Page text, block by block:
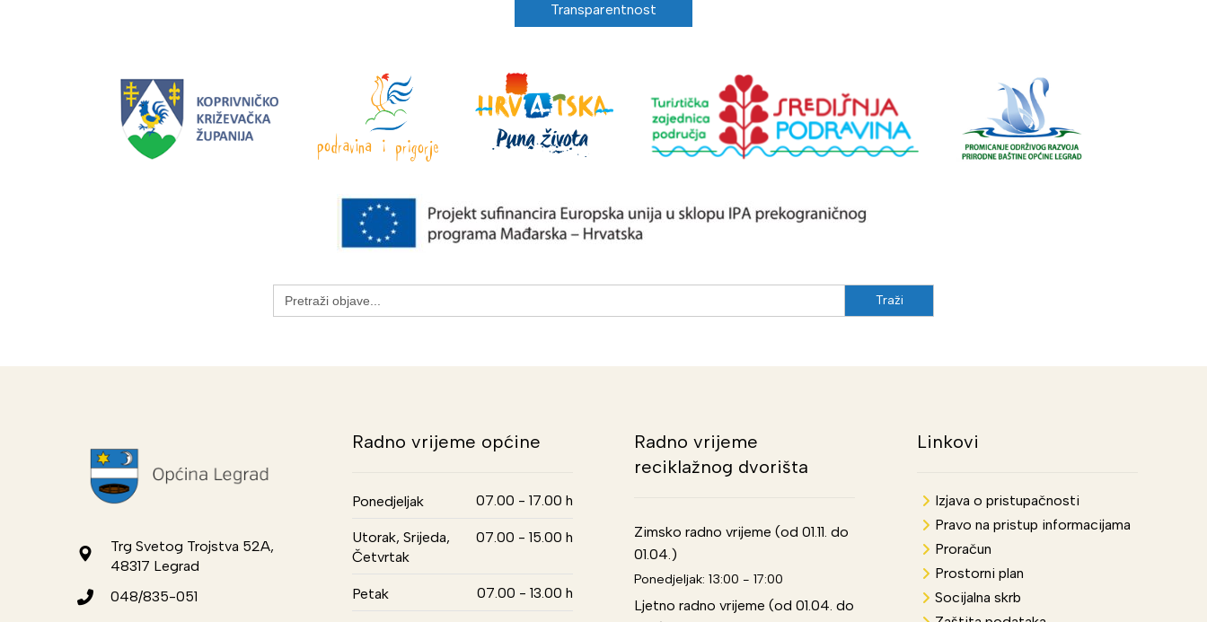
Transparentnost
Search
for:
Trg Svetog Trojstva 52A,
48317 Legrad
048/835-051
Radno vrijeme općine
Ponedjeljak 07.00 - 17.00 h
Utorak, Srijeda,
Četvrtak
07.00 - 15.00 h
Petak 07.00 - 13.00 h
Radno vrijeme
reciklažnog dvorišta
Zimsko radno vrijeme (od 01.11. do
01.04.)
Ponedjeljak: 13:00 - 17:00
Ljetno radno vrijeme (od 01.04. do
Linkovi
Izjava o pristupačnosti
Pravo na pristup informacijama
Proračun
Prostorni plan
Socijalna skrb